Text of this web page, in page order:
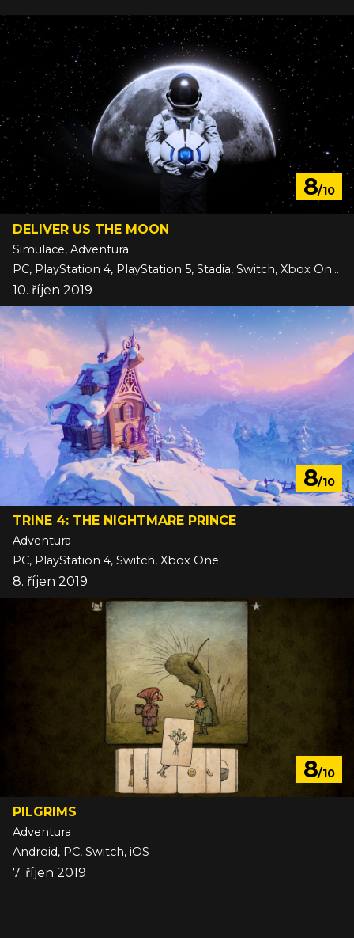
8/10
DELIVER US THE MOON
Simulace, Adventura
PC, PlayStation 4, PlayStation 5, Stadia, Switch, Xbox One, Xbox Series
10. říjen 2019
8/10
TRINE 4: THE NIGHTMARE PRINCE
Adventura
PC, PlayStation 4, Switch, Xbox One
8. říjen 2019
8/10
PILGRIMS
Adventura
Android, PC, Switch, iOS
7. říjen 2019